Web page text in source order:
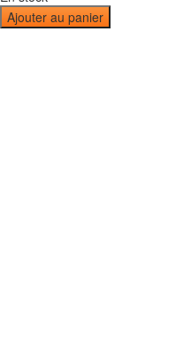
Ajouter au panier